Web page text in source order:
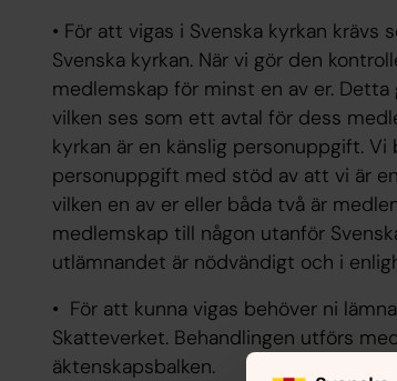
• För att vigas i Svenska kyrkan
Svenska kyrkan. När vi gör den
medlemskap för minst en av er. Detta
vilken ses som ett avtal för dess
kyrkan är en känslig personuppgift.
personuppgift med stöd av att vi är
vilken en av er eller båda två är
medlemskap till någon utanför
utlämnandet är nödvändigt och i
• För att kunna vigas behöver ni
Skatteverket. Behandlingen utförs
äktenskapsbalken.